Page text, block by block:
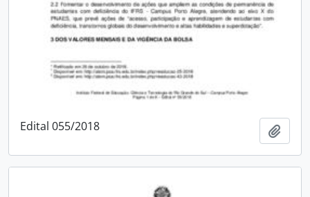
Edital 055/2018